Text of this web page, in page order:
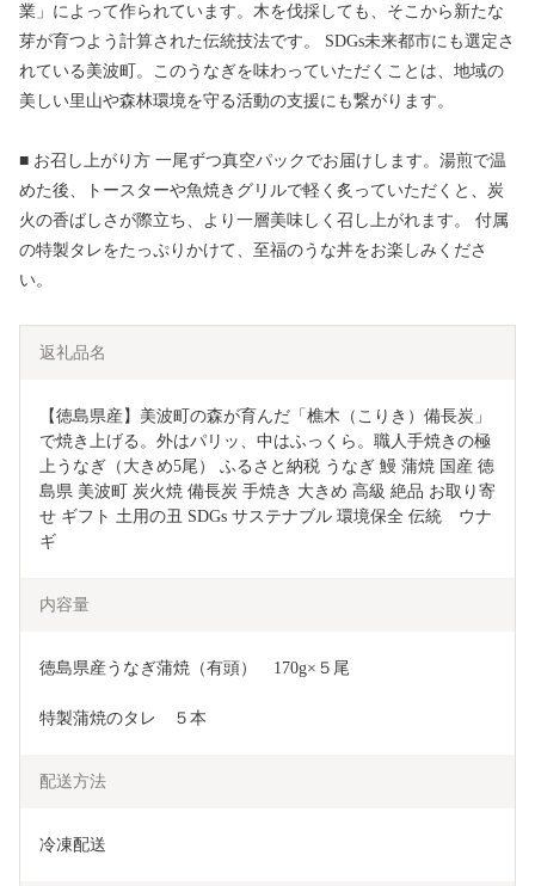
業」によって作られています。木を伐採しても、そこから新たな
芽が育つよう計算された伝統技法です。 SDGs未来都市にも選定さ
れている美波町。このうなぎを味わっていただくことは、地域の
美しい里山や森林環境を守る活動の支援にも繋がります。
■ お召し上がり方 一尾ずつ真空パックでお届けします。湯煎で温
めた後、トースターや魚焼きグリルで軽く炙っていただくと、炭
火の香ばしさが際立ち、より一層美味しく召し上がれます。 付属
の特製タレをたっぷりかけて、至福のうな丼をお楽しみくださ
い。
返礼品名
【徳島県産】美波町の森が育んだ「樵木（こりき）備長炭」
で焼き上げる。外はパリッ、中はふっくら。職人手焼きの極
上うなぎ（大きめ5尾） ふるさと納税 うなぎ 鰻 蒲焼 国産 徳
島県 美波町 炭火焼 備長炭 手焼き 大きめ 高級 絶品 お取り寄
せ ギフト 土用の丑 SDGs サステナブル 環境保全 伝統　ウナ
ギ
内容量
徳島県産うなぎ蒲焼（有頭）　170g×５尾
特製蒲焼のタレ　５本
配送方法
冷凍配送